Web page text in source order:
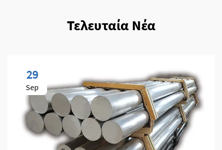
Τελευταία Νέα
29
Sep